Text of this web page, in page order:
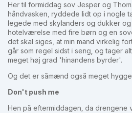
Her til formiddag sov Jesper og
håndvasken, ryddede lidt op i nogle
legede med skylanders og dukker
hotelværelse med fire børn og en
det skal siges, at min mand virkelig
går som regel sidst i seng, og tager
meget høj grad 'hinandens byrder'.
Og det er såmænd også meget
Don't push me
Hen på eftermiddagen, da drengene